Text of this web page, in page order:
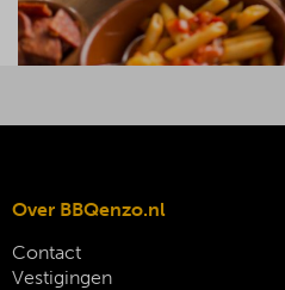
Over BBQenzo.nl
Contact
Vestigingen